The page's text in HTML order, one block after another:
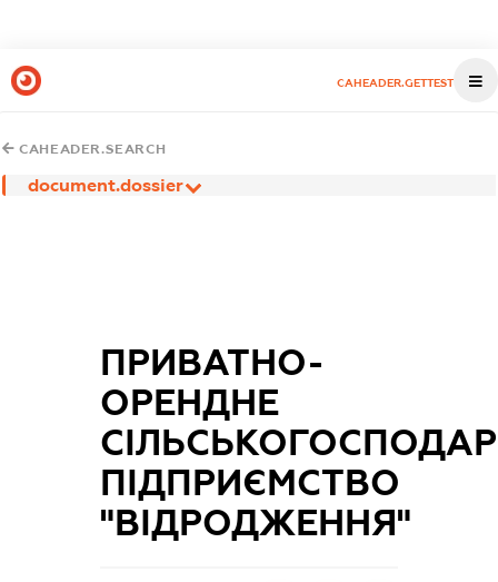
CAHEADER.GETTEST
CAHEADER.SEARCH
document.dossier
ПРИВАТНО-
ОРЕНДНЕ
ПІДПРИЄМСТВО
"ВІДРОДЖЕННЯ"